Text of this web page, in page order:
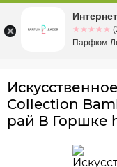
Collection
рай В Горшке
☆☆☆☆☆
★★★★★
Парфюм-